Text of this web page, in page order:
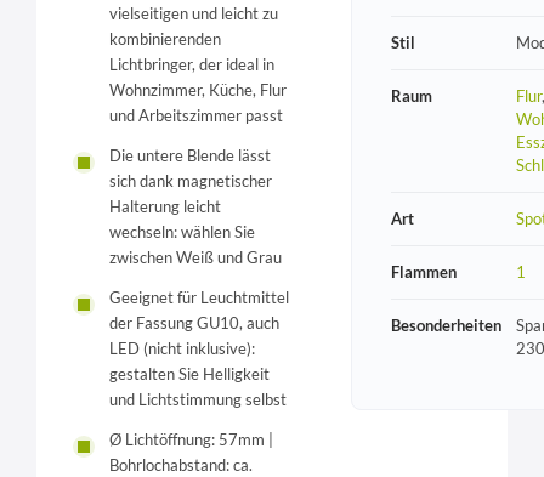
vielseitigen und leicht zu
kombinierenden
Lichtbringer, der ideal in
Wohnzimmer, Küche, Flur
und Arbeitszimmer passt
Die untere Blende lässt
sich dank magnetischer
Halterung leicht
wechseln: wählen Sie
zwischen Weiß und Grau
Geeignet für Leuchtmittel
der Fassung GU10, auch
LED (nicht inklusive):
gestalten Sie Helligkeit
und Lichtstimmung selbst
Ø Lichtöffnung: 57mm |
Bohrlochabstand: ca.
Stil
Raum Flur,
Art
Flammen 1
Besonderheiten